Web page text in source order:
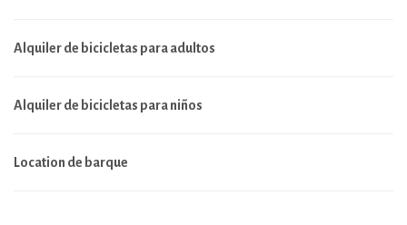
Alquiler de bicicletas para adultos
Alquiler de bicicletas para niños
Location de barque